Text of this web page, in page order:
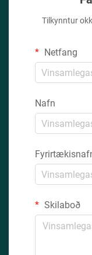
Tilkynntur
Netfang
Nafn
Skilaboð